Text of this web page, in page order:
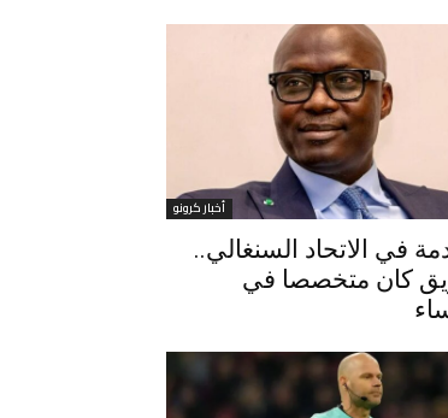
أخبار كرونو
في الاتحاد السنغالي..
كان متخصصا في